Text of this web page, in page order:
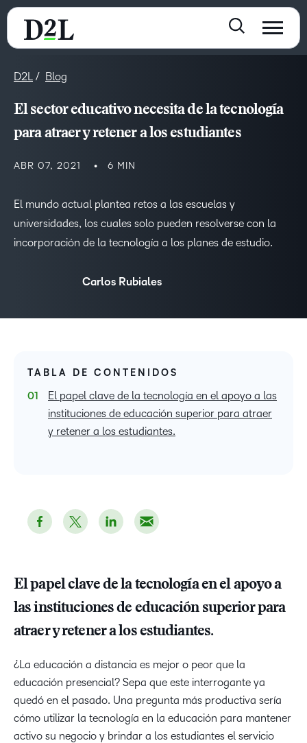
D2L Blog
El sector educativo necesita de la tecnología
para atraer y retener a los estudiantes
ABR 07, 2021 6 MIN
El mundo actual plantea retos a las escuelas y
universidades, los cuales solo pueden resolverse con la
incorporación de la tecnología a los planes de estudio.
Carlos Rubiales
El papel clave de la tecnología en el apoyo a
las instituciones de educación superior para
atraer y retener a los estudiantes.
¿La educación a distancia es mejor o peor que la
educación presencial? Sepa que este interrogante ya
quedó en el pasado. Una pregunta más productiva sería
cómo utilizar la tecnología en la educación para mantener
activo su negocio y brindar a los estudiantes el servicio
TABLA DE CONTENIDOS
El papel clave de la tecnología en el apoyo a las
instituciones de educación superior para atraer
y retener a los estudiantes.